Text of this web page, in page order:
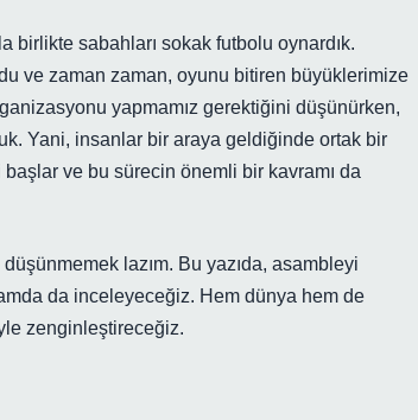
sabahları sokak futbolu oynardık.
ve zaman zaman, oyunu bitiren büyüklerimize
yapmamız gerektiğini düşünürken,
Yani, insanlar bir araya geldiğinde ortak bir
ve bu sürecin önemli bir kavramı da
lazım. Bu yazıda, asambleyi
da inceleyeceğiz. Hem dünya hem de
zenginleştireceğiz.